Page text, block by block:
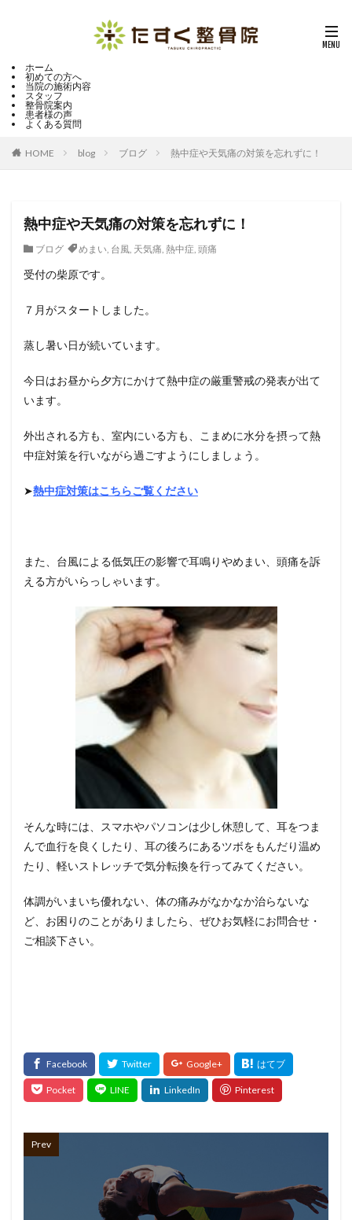
ホーム
初めての方へ
当院の施術内容
スタッフ
整骨院案内
患者様の声
よくある質問
HOME blog ブログ 熱中症や天気痛の対策を忘れずに！
熱中症や天気痛の対策を忘れずに！
ブログ めまい, 台風, 天気痛, 熱中症, 頭痛
受付の柴原です。
７月がスタートしました。
蒸し暑い日が続いています。
今日はお昼から夕方にかけて熱中症の厳重警戒の発表が出て
います。
外出される方も、室内にいる方も、こまめに水分を摂って熱
中症対策を行いながら過ごすようにしましょう。
➤熱中症対策はこちらご覧ください
また、台風による低気圧の影響で耳鳴りやめまい、頭痛を訴
える方がいらっしゃいます。
そんな時には、スマホやパソコンは少し休憩して、耳をつま
んで血行を良くしたり、耳の後ろにあるツボをもんだり温め
たり、軽いストレッチで気分転換を行ってみてください。
体調がいまいち優れない、体の痛みがなかなか治らないな
ど、お困りのことがありましたら、ぜひお気軽にお問合せ・
ご相談下さい。
Prev